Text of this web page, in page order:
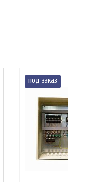
под заказ